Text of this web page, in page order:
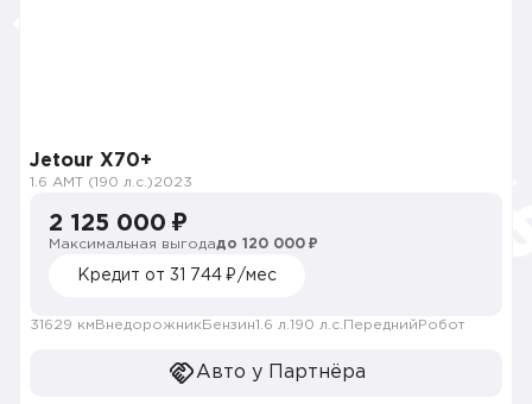
Jetour X70+
1.6 AMT (190 л.с.)2023
2 125 000 ₽
Максимальная выгодадо 120 000 ₽
Кредит от 31 744 ₽/мес
31629 км Внедорожник Бензин1.6 л. 190 л.с. Передний Робот
Авто у Партнёра